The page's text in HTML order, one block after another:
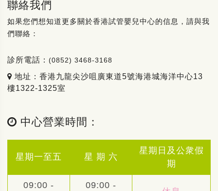
聯絡我們
如果您們想知道更多關於香港試管嬰兒中心的信息，請與我
們聯絡：
診所電話： (0852) 3468-3168
地址：香港九龍尖沙咀廣東道5號海港城海洋中心13
樓1322-1325室
中心營業時間：
星期一至五 星 期 六
星期日及公衆假
期
09:00 - 09:00 -